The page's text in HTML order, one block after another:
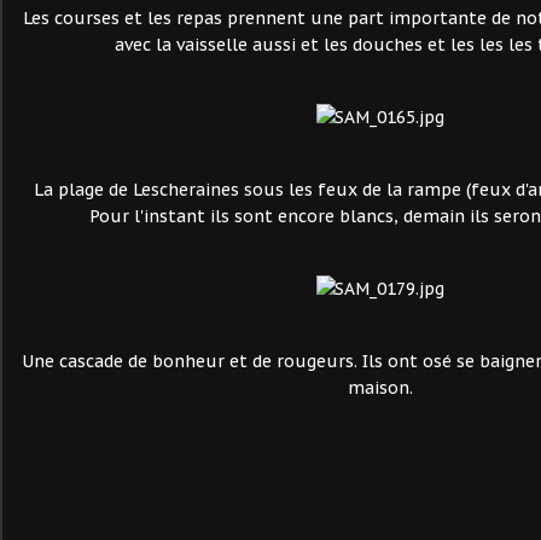
Les courses et les repas prennent une part importante de
avec la vaisselle aussi et les douches et les les
La plage de Lescheraines sous les feux de la rampe (feux
Pour l'instant ils sont encore blancs, demain ils
Une cascade de bonheur et de rougeurs. Ils ont osé se
maison.